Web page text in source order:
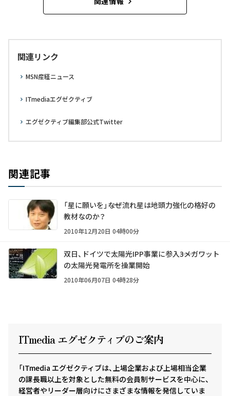
関連リンク
MSN産経ニュース
ITmediaエグゼクティブ
エグゼクティブ編集部公式Twitter
関連記事
「星に願いを」――なぜ流れ星は地頭力強化の格好の
教材なのか？
2010年12月20日 04時00分
双日、ドイツで太陽光IPP事業に参入――3メガワット
の太陽光発電所を操業開始
2010年06月07日 04時28分
ITmedia エグゼクティ ブのご案内
「ITmedia エグゼクティブは、上場企業および上場相当企業
の課長職以上を対象とした無料の会員制サービスを中心に、
経営者やリーダー層向けにさまざまな情報を発信していま